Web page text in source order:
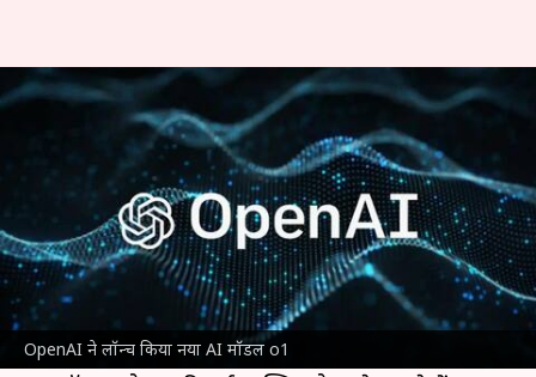
OpenAI ने लॉन्च किया नया AI मॉडल o1
OpenAI ने लॉन्च किया नया AI
मॉडल o1, जानें इसकी खासियत
बिश्वजीत कुमार Sep 13, 2024 09:09 am
क्या है खबर?
आर्टिफिशियल इंटेलिजेंस(AI) के क्षेत्र में काम करने वाली
कंपनी
OpenAI
ने नई AI मॉडल सीरीज को लॉन्च किया
है, जिसमें o1 और o1 मिनी मॉडल शामिल है।